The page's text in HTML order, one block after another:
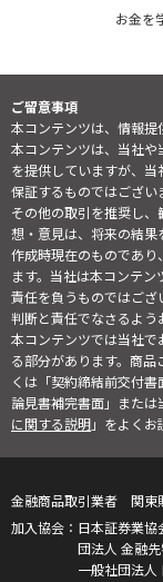
お金を
ご留意事項
本コンテンツは、情報提
本コンテンツは、当社
を提供していますが、
保証するものではござい
その他の取引を推奨し
想・意見は、将来の結
作成時現在のものであ
ます。当社は本コンテ
責任を負うものではご
判断と責任でなさるよう
本コンテンツでは当社
る部分があります。商
くは「契約締結前交付
論見書補完書面」また
に関する説明」をよくお
金融商品取引業者 関東
日本証券業協
団法人 金融先
一般社団法人